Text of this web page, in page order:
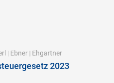
| Ebner | Ehgartner
2023